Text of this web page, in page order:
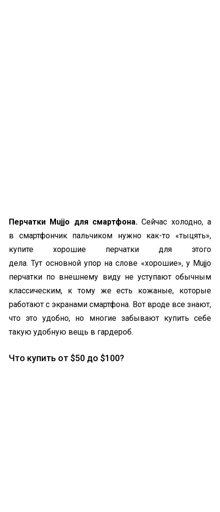
Перчатки Mujjo для смартфона. Сейчас холодно, а
в смартфончикпальчиком нужно как-то «тыцять»,
купите хорошие перчатки для этого
дела.Тут основной упор на слове «хорошие», у Mujjo
перчатки по внешнему виду не уступают обычным
классическим, к тому же есть кожаные, которые
работают с экранами смартфона. Вот вроде все знают,
что это удобно, но многие забывают купить себе
такую удобную вещь в гардероб.
Что купить от $50 до $100?